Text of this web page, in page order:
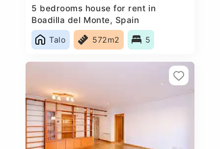
5 bedrooms house for rent in
Boadilla del Monte, Spain
Talo
572m2 5